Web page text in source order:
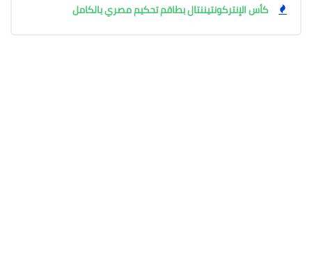
كأس الإنتركونتيننتال بطاقم تحكيم مصري بالكامل